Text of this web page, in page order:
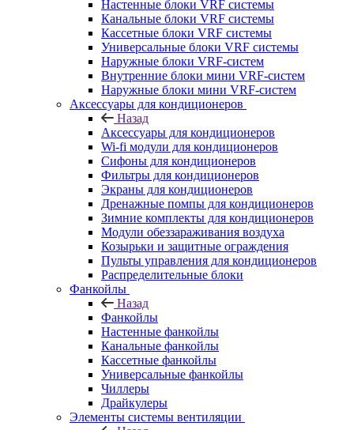
Настенные блоки VRF системы
Канальные блоки VRF системы
Кассетные блоки VRF системы
Универсальные блоки VRF системы
Наружные блоки VRF-систем
Внутренние блоки мини VRF-систем
Наружные блоки мини VRF-систем
Аксессуары для кондиционеров
Назад
Аксессуары для кондиционеров
Wi-fi модули для кондиционеров
Сифоны для кондиционеров
Фильтры для кондиционеров
Экраны для кондиционеров
Дренажные помпы для кондиционеров
Зимние комплекты для кондиционеров
Модули обеззараживания воздуха
Козырьки и защитные ограждения
Пульты управления для кондиционеров
Распределительные блоки
Фанкойлы
Назад
Фанкойлы
Настенные фанкойлы
Канальные фанкойлы
Кассетные фанкойлы
Универсальные фанкойлы
Чиллеры
Драйкулеры
Элементы системы вентиляции